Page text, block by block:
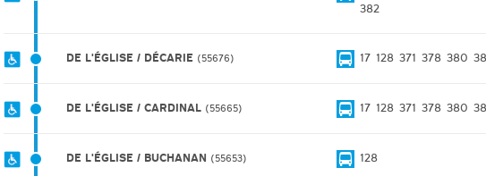
382
DE L'ÉGLISE / DÉCARIE 55676 17 128 371 378 380
DE L'ÉGLISE / CARDINAL 55665 17 128 371 378 380
DE L'ÉGLISE / BUCHANAN 55653 128